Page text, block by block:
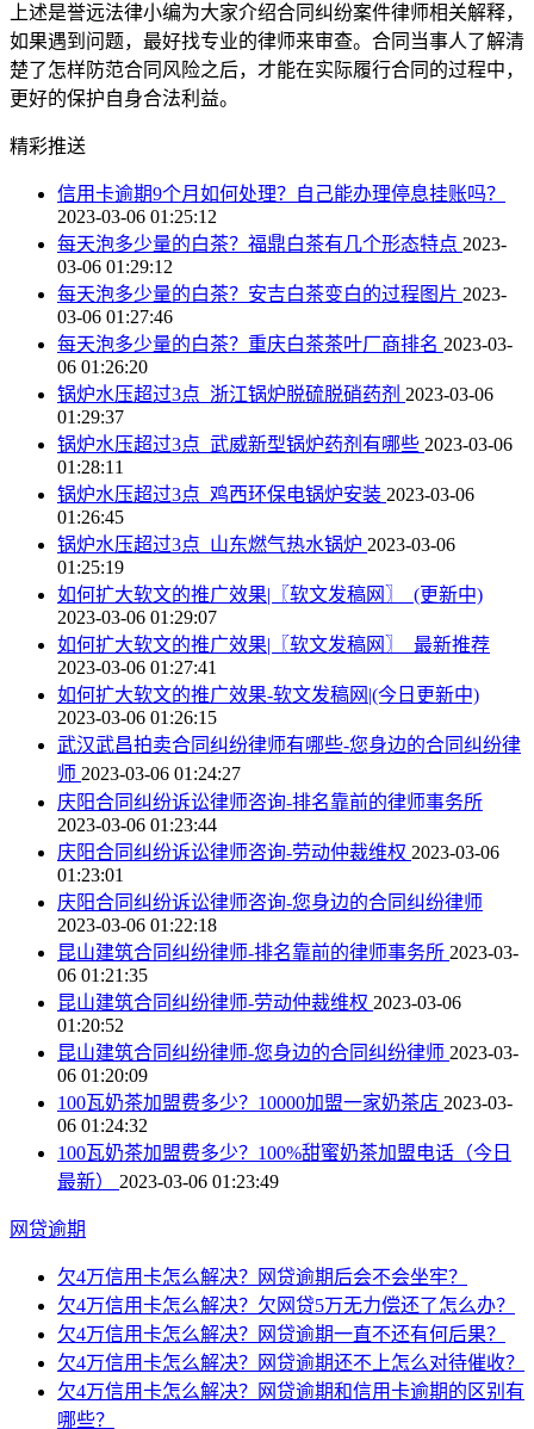
上述是誉远法律小编为大家介绍合同纠纷案件律师相关解释，
如果遇到问题，最好找专业的律师来审查。合同当事人了解清
楚了怎样防范合同风险之后，才能在实际履行合同的过程中，
更好的保护自身合法利益。
精彩推送
信用卡逾期9个月如何处理？自己能办理停息挂账吗？
2023-03-06 01:25:12
每天泡多少量的白茶？福鼎白茶有几个形态特点 2023-
03-06 01:29:12
每天泡多少量的白茶？安吉白茶变白的过程图片 2023-
03-06 01:27:46
每天泡多少量的白茶？重庆白茶茶叶厂商排名 2023-03-
06 01:26:20
锅炉水压超过3点_浙江锅炉脱硫脱硝药剂 2023-03-06
01:29:37
锅炉水压超过3点_武威新型锅炉药剂有哪些 2023-03-06
01:28:11
锅炉水压超过3点_鸡西环保电锅炉安装 2023-03-06
01:26:45
锅炉水压超过3点_山东燃气热水锅炉 2023-03-06
01:25:19
如何扩大软文的推广效果|〖软文发稿网〗_(更新中)
2023-03-06 01:29:07
如何扩大软文的推广效果|〖软文发稿网〗_最新推荐
2023-03-06 01:27:41
如何扩大软文的推广效果-软文发稿网|(今日更新中)
2023-03-06 01:26:15
武汉武昌拍卖合同纠纷律师有哪些-您身边的合同纠纷律
师 2023-03-06 01:24:27
庆阳合同纠纷诉讼律师咨询-排名靠前的律师事务所
2023-03-06 01:23:44
庆阳合同纠纷诉讼律师咨询-劳动仲裁维权 2023-03-06
01:23:01
庆阳合同纠纷诉讼律师咨询-您身边的合同纠纷律师
2023-03-06 01:22:18
昆山建筑合同纠纷律师-排名靠前的律师事务所 2023-03-
06 01:21:35
昆山建筑合同纠纷律师-劳动仲裁维权 2023-03-06
01:20:52
昆山建筑合同纠纷律师-您身边的合同纠纷律师 2023-03-
06 01:20:09
100瓦奶茶加盟费多少？10000加盟一家奶茶店 2023-03-
06 01:24:32
100瓦奶茶加盟费多少？100%甜蜜奶茶加盟电话（今日
最新） 2023-03-06 01:23:49
网贷逾期
欠4万信用卡怎么解决？网贷逾期后会不会坐牢？
欠4万信用卡怎么解决？欠网贷5万无力偿还了怎么办？
欠4万信用卡怎么解决？网贷逾期一直不还有何后果？
欠4万信用卡怎么解决？网贷逾期还不上怎么对待催收？
欠4万信用卡怎么解决？网贷逾期和信用卡逾期的区别有
哪些？